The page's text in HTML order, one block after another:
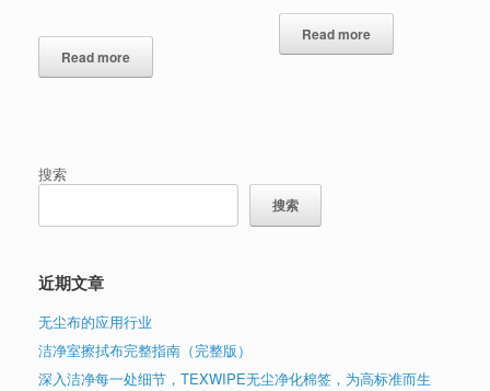
Read more
Read more
搜索
搜索
近期文章
无尘布的应用行业
洁净室擦拭布完整指南（完整版）
深入洁净每一处细节，TEXWIPE无尘净化棉签，为高标准而生